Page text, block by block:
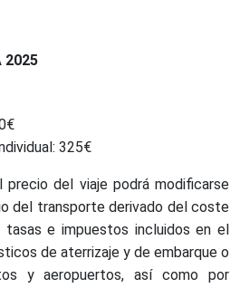
2025
325€
del viaje podrá modificarse
del transporte derivado del coste
e impuestos incluidos en el
de aterrizaje y de embarque o
y aeropuertos, así como por